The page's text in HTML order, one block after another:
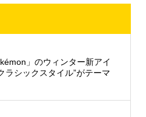
」のウィンター新アイ
ラシックスタイル”がテーマ